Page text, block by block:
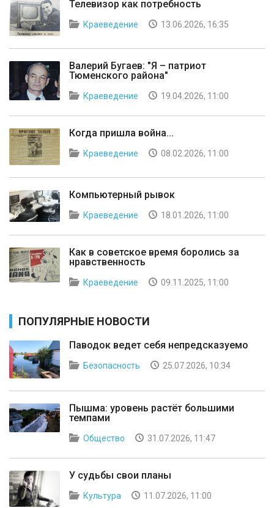
Телевизор как потребность
Краеведение 13.06.2026, 16:35
Валерий Бугаев: "Я – патриот
Тюменского района"
Краеведение 19.04.2026, 11:00
Когда пришла война...
Краеведение 08.02.2026, 11:00
Компьютерный рывок
Краеведение 18.01.2026, 11:00
Как в советское время боролись за
нравственность
Краеведение 09.11.2025, 11:00
ПОПУЛЯРНЫЕ НОВОСТИ
Паводок ведет себя непредсказуемо
Безопасность 25.07.2026, 10:34
Пышма: уровень растёт большими
темпами
Общество 31.07.2026, 11:47
У судьбы свои планы
Культура 11.07.2026, 11:00